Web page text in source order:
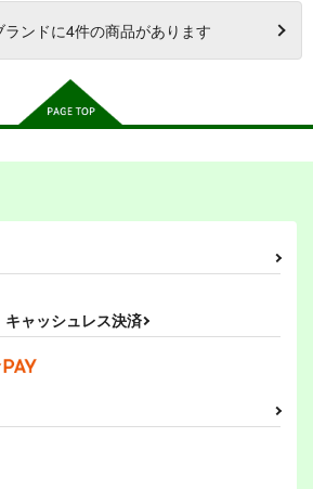
ランドに4件の商品があります
キャッシュレス決済